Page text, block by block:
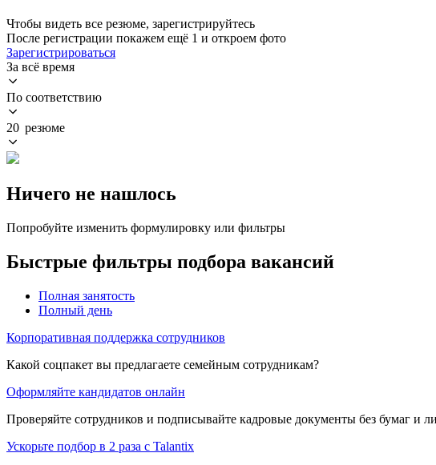
Чтобы видеть все резюме, зарегистрируйтесь
После регистрации покажем ещё 1 и откроем фото
Зарегистрироваться
За всё время
По соответствию
20 резюме
Ничего не нашлось
Попробуйте изменить формулировку или фильтры
Быстрые фильтры подбора вакансий
Полная занятость
Полный день
Корпоративная поддержка сотрудников
Какой соцпакет вы предлагаете семейным сотрудникам?
Оформляйте кандидатов онлайн
Проверяйте сотрудников и подписывайте кадровые документы без бумаг и
Ускорьте подбор в 2 раза с Talantix